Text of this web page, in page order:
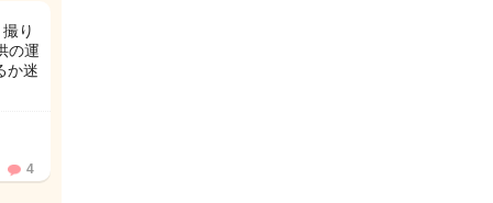
り
の運
か迷
4